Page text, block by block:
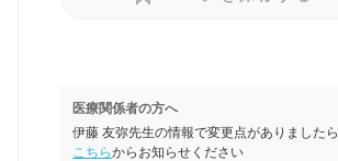
医療関係者の方へ
伊藤 友弥先生の情報で変更点がありましたら
こちらからお知らせください